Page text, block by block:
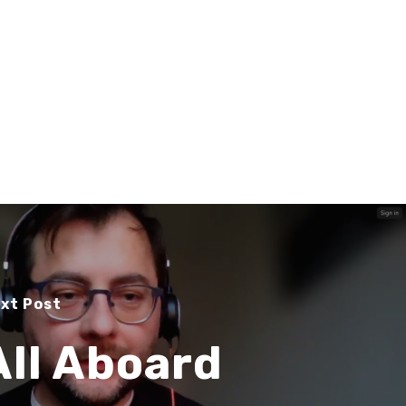
Post
Aboard